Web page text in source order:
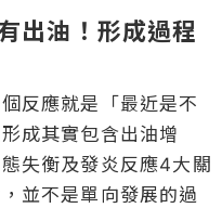
出油！形成過程
反應就是「最近是不
成其實包含出油增
失衡及發炎反應4大關
並不是單向發展的過